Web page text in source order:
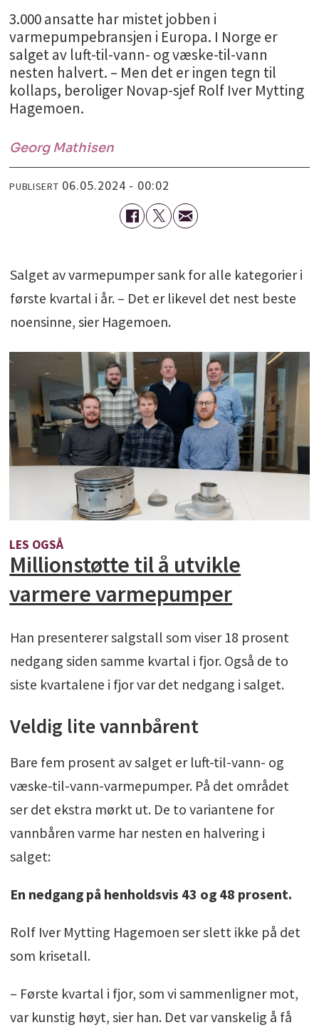
3.000 ansatte har mistet jobben i
varmepumpebransjen i Europa. I Norge er
salget av luft-til-vann- og væske-til-vann
nesten halvert. – Men det er ingen tegn til
kollaps, beroliger Novap-sjef Rolf Iver Mytting
Hagemoen.
Georg Mathisen
PUBLISERT 06.05.2024 - 00:02
Salget av varmepumper sank for alle kategorier i
første kvartal i år. – Det er likevel det nest beste
noensinne, sier Hagemoen.
LES OGSÅ
Millionstøtte til å utvikle
varmere varmepumper
Han presenterer salgstall som viser 18 prosent
nedgang siden samme kvartal i fjor. Også de to
siste kvartalene i fjor var det nedgang i salget.
Veldig lite vannbårent
Bare fem prosent av salget er luft-til-vann- og
væske-til-vann-varmepumper. På det området
ser det ekstra mørkt ut. De to variantene for
vannbåren varme har nesten en halvering i
salget:
En nedgang på henholdsvis 43 og 48 prosent.
Rolf Iver Mytting Hagemoen ser slett ikke på det
som krisetall.
– Første kvartal i fjor, som vi sammenligner mot,
var kunstig høyt, sier han. Det var vanskelig å få